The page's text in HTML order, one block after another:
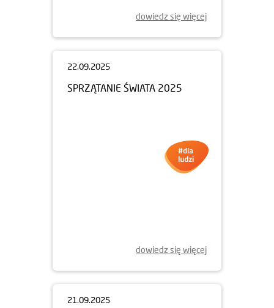
dowiedz się więcej
dowiedz się więcej
21.09.2025